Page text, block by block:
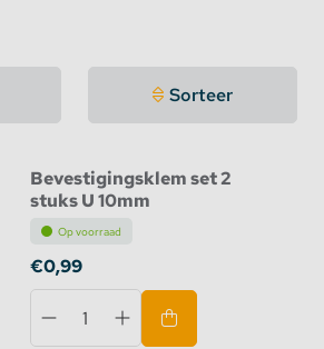
Sorteer
Bevestigingsklem set 2
stuks U 10mm
Op voorraad
€0,99